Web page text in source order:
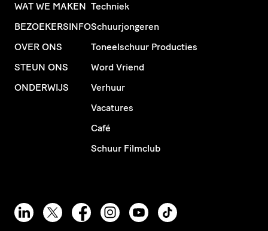
WAT WE MAKEN
BEZOEKERSINFO
OVER ONS
STEUN ONS
ONDERWIJS
Techniek
Schuurjongeren
Toneelschuur Producties
Word Vriend
Verhuur
Vacatures
Café
Schuur Filmclub